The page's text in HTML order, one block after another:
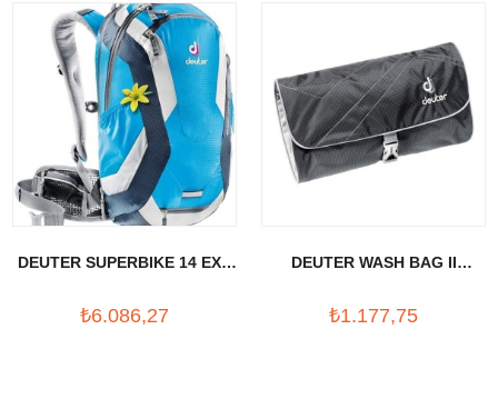
DEUTER SUPERBIKE 14 EXP
₺6.086,27
DEUTER WASH BAG II
₺1.177,75